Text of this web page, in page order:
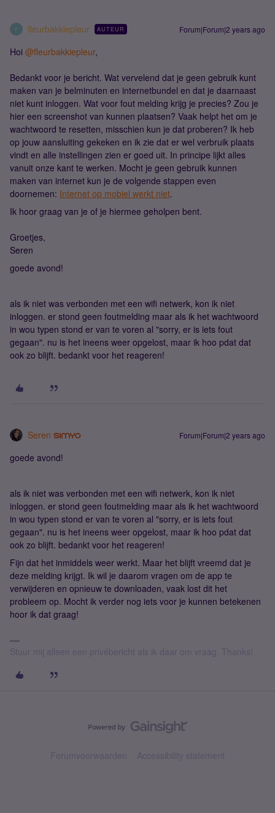
F fleurbakkiepleur AUTEUR Forum|Forum|2 years ago
Hoi @fleurbakkiepleur,
Bedankt voor je bericht. Wat vervelend dat je geen gebruik kunt
maken van je belminuten en internetbundel en dat je daarnaast
niet kunt inloggen. Wat voor fout melding krijg je precies? Zou je
hier een screenshot van kunnen plaatsen? Vaak helpt het om je
wachtwoord te resetten, misschien kun je dat proberen? Ik heb
op jouw aansluiting gekeken en ik zie dat er wel verbruik plaats
vindt en alle instellingen zien er goed uit. In principe lijkt alles
vanuit onze kant te werken. Mocht je geen gebruik kunnen
maken van internet kun je de volgende stappen even
doornemen: Internet op mobiel werkt niet.
Ik hoor graag van je of je hiermee geholpen bent.
Groetjes,
Seren
goede avond!
als ik niet was verbonden met een wifi netwerk, kon ik niet
inloggen. er stond geen foutmelding maar als ik het wachtwoord
in wou typen stond er van te voren al "sorry, er is iets fout
gegaan". nu is het ineens weer opgelost, maar ik hoo pdat dat
ook zo blijft. bedankt voor het reageren!
Seren Forum|Forum|2 years ago
goede avond!
als ik niet was verbonden met een wifi netwerk, kon ik niet
inloggen. er stond geen foutmelding maar als ik het wachtwoord
in wou typen stond er van te voren al "sorry, er is iets fout
gegaan". nu is het ineens weer opgelost, maar ik hoo pdat dat
ook zo blijft. bedankt voor het reageren!
Fijn dat het inmiddels weer werkt. Maar het blijft vreemd dat je
deze melding krijgt. Ik wil je daarom vragen om de app te
verwijderen en opnieuw te downloaden, vaak lost dit het
probleem op. Mocht ik verder nog iets voor je kunnen betekenen
hoor ik dat graag!
Stuur mij alleen een privébericht als ik daar om vraag. Thanks!
Forumvoorwaarden Accessibility statement